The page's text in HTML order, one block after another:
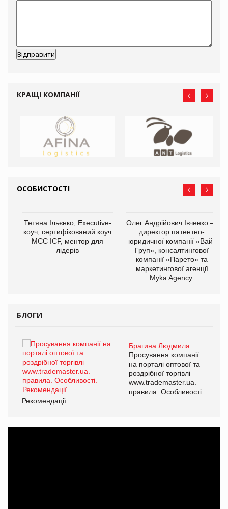
КРАЩІ КОМПАНІЇ
ОСОБИСТОСТІ
Тетяна Ільєнко, Executive-
коуч, сертифікований коуч
МСС ICF, ментор для
лідерів
Олег Андрійович Івченко —
директор патентно-
юридичної компанії «Вайз
Груп», консалтингової
компанії «Парето» та
маркетингової агенції
Myka Agency.
БЛОГИ
Брагина Людмила
Просування компанії
на порталі оптової та
роздрібної торгівлі
www.trademaster.ua.
правила. Особливості.
Рекомендації